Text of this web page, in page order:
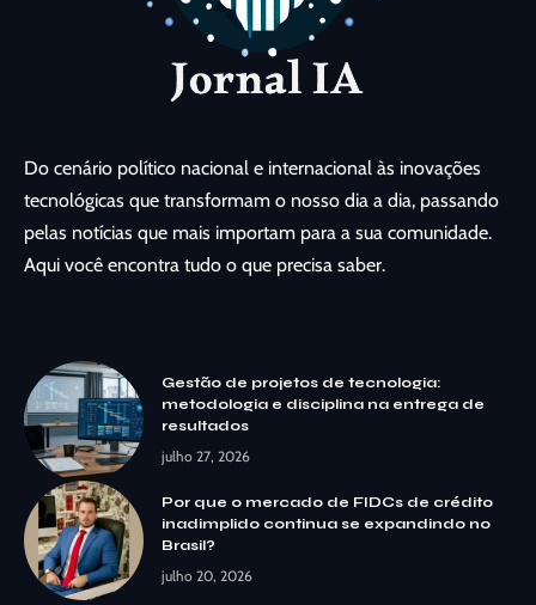
Do cenário político nacional e internacional às inovações
tecnológicas que transformam o nosso dia a dia, passando
pelas notícias que mais importam para a sua comunidade.
Aqui você encontra tudo o que precisa saber.
Gestão de projetos de tecnologia:
metodologia e disciplina na entrega de
resultados
julho 27, 2026
Por que o mercado de FIDCs de crédito
inadimplido continua se expandindo no
Brasil?
julho 20, 2026